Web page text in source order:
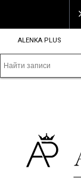
ALENKA PLUS